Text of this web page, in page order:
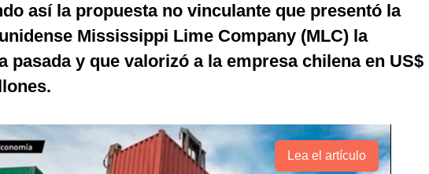
así la propuesta no vinculante que presentó la
Mississippi Lime Company (MLC) la
pasada y que valorizó a la empresa chilena en US$
Lea el artículo